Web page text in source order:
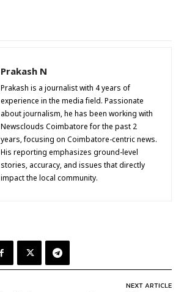
Prakash N
Prakash is a journalist with 4 years of
experience in the media field. Passionate
about journalism, he has been working with
Newsclouds Coimbatore for the past 2
years, focusing on Coimbatore-centric news.
His reporting emphasizes ground-level
stories, accuracy, and issues that directly
impact the local community.
NEXT ARTICLE